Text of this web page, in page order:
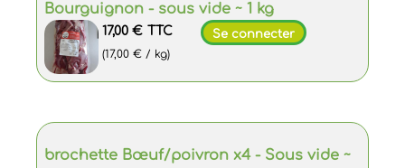
Bourguignon - sous vide ~ 1 kg
17,00 € TTC
(17,00 € / kg)
Se connecter
brochette Bœuf/poivron x4 - Sous vide ~